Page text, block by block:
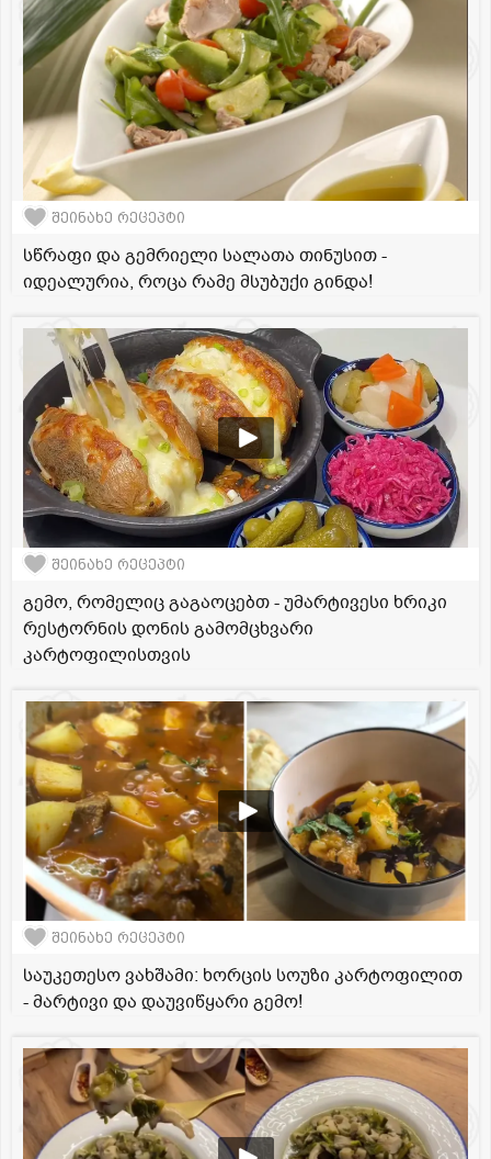
შეინახე რეცეპტი
სწრაფი და გემრიელი სალათა თინუსით -
იდეალურია, როცა რამე მსუბუქი გინდა!
შეინახე რეცეპტი
გემო, რომელიც გაგაოცებთ - უმარტივესი ხრიკი
რესტორნის დონის გამომცხვარი
კარტოფილისთვის
შეინახე რეცეპტი
საუკეთესო ვახშამი: ხორცის სოუზი კარტოფილით
- მარტივი და დაუვიწყარი გემო!